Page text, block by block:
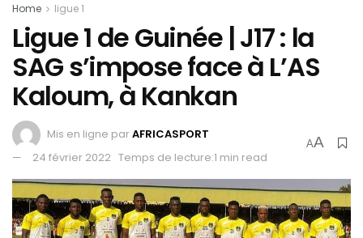
Home ligue 1
Ligue 1 de Guinée | J17 : la
SAG s’impose face à L’AS
Kaloum, à Kankan
Mis en ligne parAFRICASPORT
24 février 2022 Temps de lecture:1 min read
AA